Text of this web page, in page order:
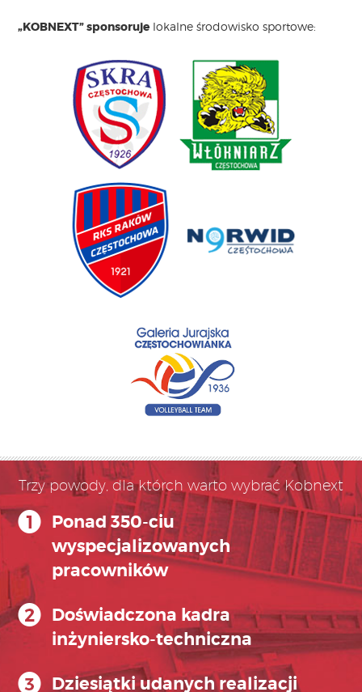
„KOBNEXT” sponsoruje lokalne środowisko sportowe:
Trzy powody, dla którch warto wybrać Kobnext
Ponad 350-ciu
wyspecjalizowanych
pracowników
Doświadczona kadra
inżyniersko-techniczna
Dziesiątki udanych realizacji